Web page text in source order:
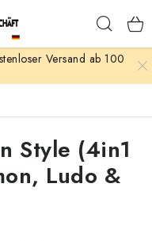
Versand ab 100
Style (4in1
Ludo &